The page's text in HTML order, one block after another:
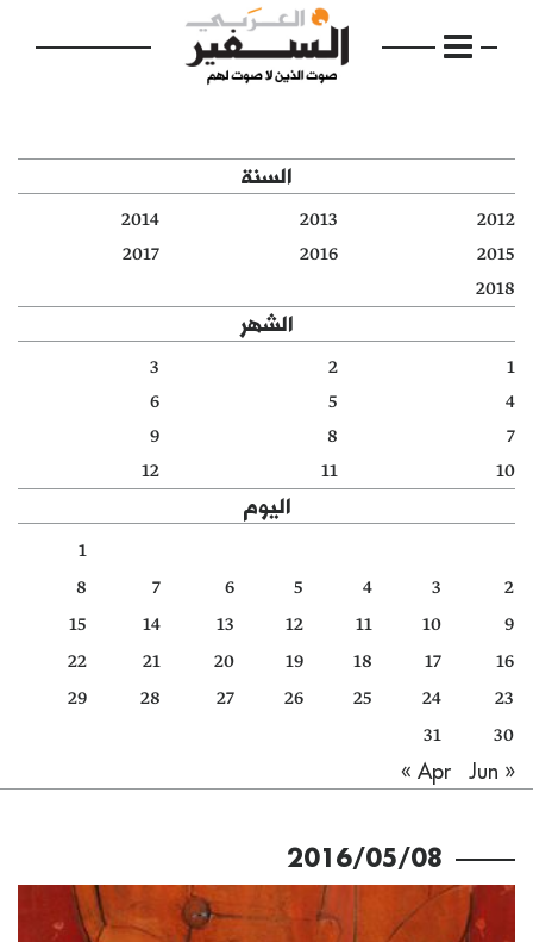
الرئيسية
مواضيع
دفاتر
الأرشيف
السنة
2012
2013
2014
2015
2016
2017
2018
الشهر
1
2
3
4
5
6
7
8
9
10
11
12
اليوم
1
2
3
4
5
6
7
8
9
10
11
12
13
14
15
16
17
18
19
20
21
22
23
24
25
26
27
28
29
30
31
« Apr
Jun »
2016/05/08